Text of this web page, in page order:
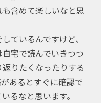
含めて楽しいなと思
ているんですけど、
宅で読んでいきつつ
りたくなったりする
あるとすぐに確認で
るなと思います。